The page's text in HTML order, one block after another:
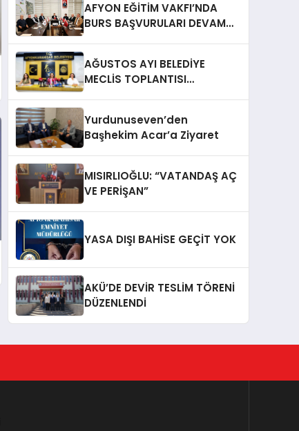
YANINDAYIZ!
AFYON EĞİTİM VAKFI’NDA
BURS BAŞVURULARI DEVAM
AĞUSTOS AYI BELEDİYE
MECLİS TOPLANTISI
Yurdunuseven’den
Başhekim Acar’a Ziyaret
MISIRLIOĞLU: “VATANDAŞ AÇ
VE PERİŞAN”
YASA DIŞI BAHİSE GEÇİT YOK
AKÜ’DE DEVİR TESLİM TÖRENİ
DÜZENLENDİ